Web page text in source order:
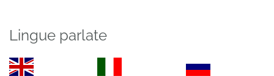
Lingue parlate